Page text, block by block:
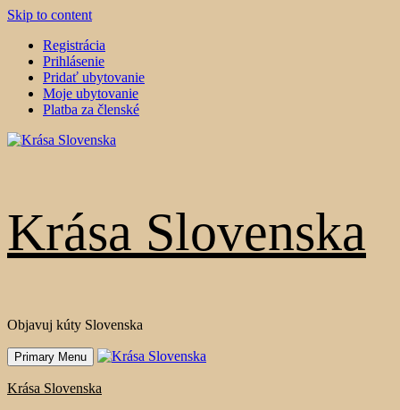
Skip to content
Registrácia
Prihlásenie
Pridať ubytovanie
Moje ubytovanie
Platba za členské
Krása Slovenska
Objavuj kúty Slovenska
Primary Menu
Krása Slovenska